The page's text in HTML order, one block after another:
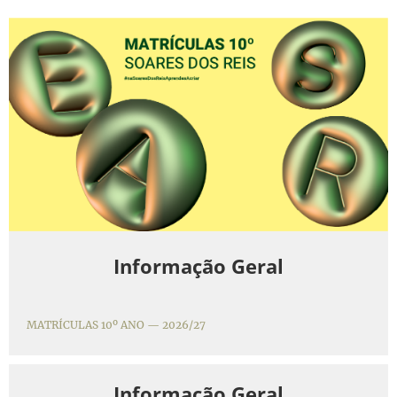
Informação Geral
MATRÍCULAS 10º ANO — 2026/27